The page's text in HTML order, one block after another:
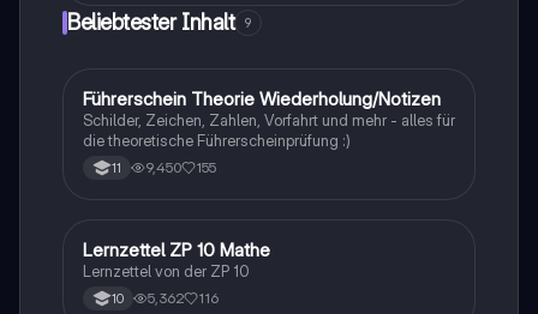
Beliebtester Inhalt 9
Lerntipps
Führerschein Theorie Wiederholung/Notizen
Schilder, Zeichen, Zahlen, Vorfahrt und mehr - alles für
die theoretische Führerscheinprüfung :)
11 9,450 155
Mathe
Lernzettel ZP 10 Mathe
Lernzettel von der ZP 10
10 5,362 116